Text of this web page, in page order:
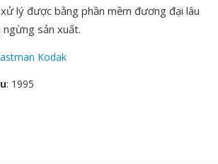
lý được bằng phần mềm đương đại lâu
ngừng sản xuất.
Kodak
: 1995